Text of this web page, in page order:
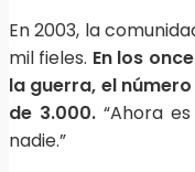
En 2003, la
mil fieles. En los
la guerra, el
de 3.000. “Ahora
nadie.”